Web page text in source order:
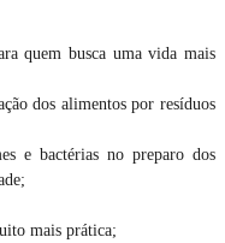
quem busca uma vida mais
dos alimentos por resíduos
e bactérias no preparo dos
mais prática;